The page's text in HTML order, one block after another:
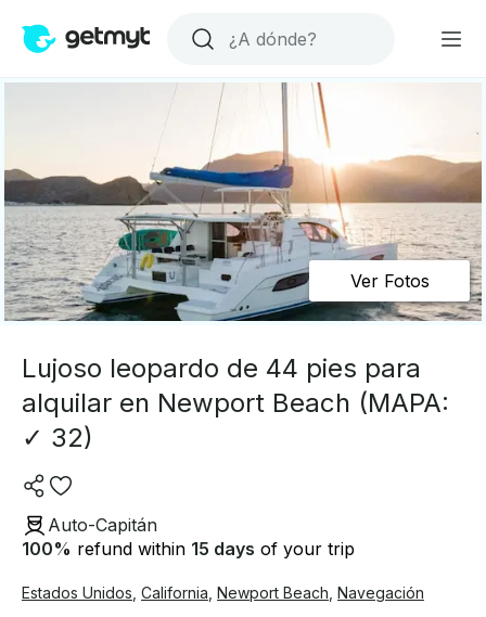
Ver Fotos
Lujoso leopardo de 44 pies para
alquilar en Newport Beach (MAPA:
✓ 32)
Auto-Capitán
100% refund within 15 days of your trip
Estados Unidos California Newport Beach Navegación